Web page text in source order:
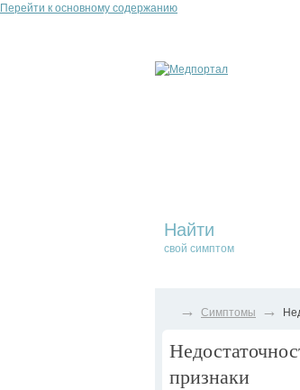
Перейти к основному содержанию
Найти
свой симптом
→ Симптомы →
признаки